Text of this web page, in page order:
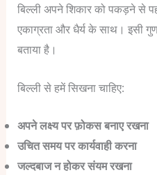
बिल्ली अपने शिकार को पकड़ने से
एकाग्रता और धैर्य के साथ। इसी
बताया है।
बिल्ली से हमें सिखना चाहिए:
अपने लक्ष्य पर फ़ोकस बनाए रखना
उचित समय पर कार्यवाही करना
जल्दबाज न होकर संयम रखना